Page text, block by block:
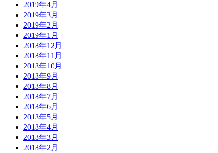
2019年4月
2019年3月
2019年2月
2019年1月
2018年12月
2018年11月
2018年10月
2018年9月
2018年8月
2018年7月
2018年6月
2018年5月
2018年4月
2018年3月
2018年2月